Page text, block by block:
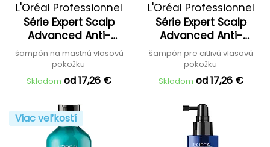
L'Oréal Professionnel
Série Expert Scalp
Advanced Anti-
Oiliness Dermo Purifier
Shampoo
šampón na mastnú vlasovú
pokožku
Skladom od 17,26 €
L'Oréal Professionnel
Série Expert Scalp
Advanced Anti-
Discomfort Dermo-
Regulator Shampoo
šampón pre citlivú vlasovú
pokožku
Skladom od 17,26 €
Viac veľkostí